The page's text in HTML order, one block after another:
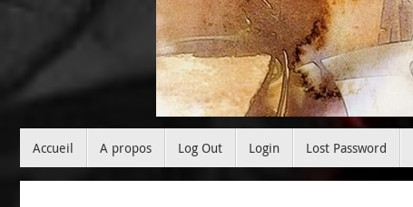
Accueil A propos Log Out Login Lost Password